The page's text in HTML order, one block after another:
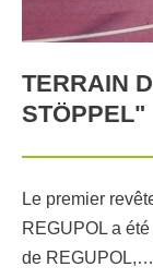
TERRAIN
STÖPPEL"
Le premier
REGUPOL a
de REGUPOL,…